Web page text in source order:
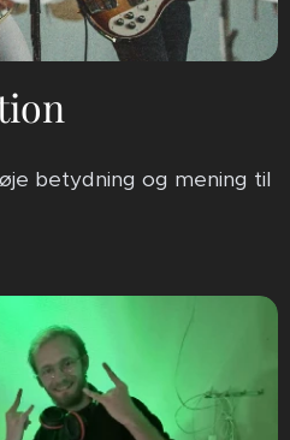
betydning og mening til